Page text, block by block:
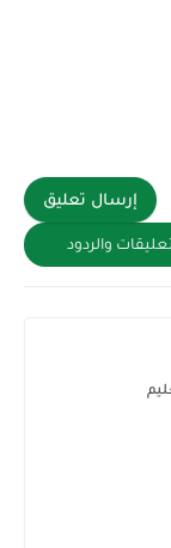
إرسال تعليق
والردود